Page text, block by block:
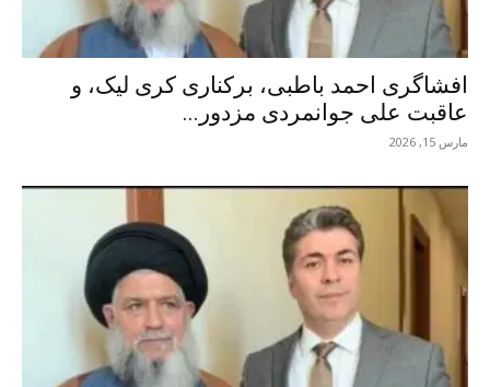
افشاگری احمد باطبی، برکناری کری لیک، و
عاقبت علی جوانمردی مزدور...
مارس 15, 2026